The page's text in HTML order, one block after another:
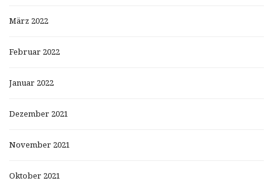
März 2022
Februar 2022
Januar 2022
Dezember 2021
November 2021
Oktober 2021